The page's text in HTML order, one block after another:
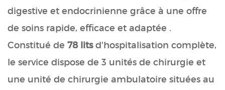
digestive et endocrinienne grâce à une offre
de soins rapide, efficace et adaptée .
Constitué de 78 litsd'hospitalisation complète,
le service dispose de 3 unités de chirurgie et
une unité de chirurgie ambulatoire situées au